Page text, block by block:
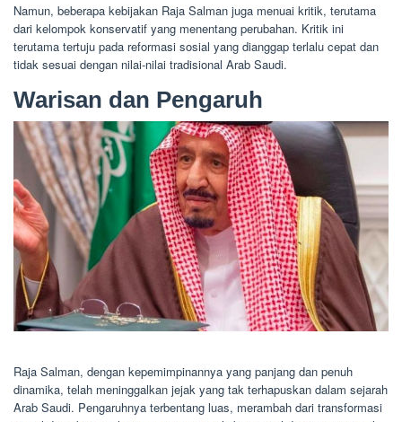
Namun, beberapa kebijakan Raja Salman juga menuai kritik, terutama
dari kelompok konservatif yang menentang perubahan. Kritik ini
terutama tertuju pada reformasi sosial yang dianggap terlalu cepat dan
tidak sesuai dengan nilai-nilai tradisional Arab Saudi.
Warisan dan Pengaruh
Raja Salman, dengan kepemimpinannya yang panjang dan penuh
dinamika, telah meninggalkan jejak yang tak terhapuskan dalam sejarah
Arab Saudi. Pengaruhnya terbentang luas, merambah dari transformasi